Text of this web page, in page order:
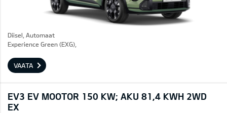
Diisel, Automaat
Experience Green (EXG),
VAATA
EV3 EV MOOTOR 150 KW; AKU 81,4 KWH 2WD
EX